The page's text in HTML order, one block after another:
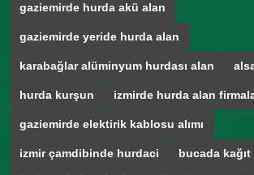
gaziemirde hurda akü alan
gaziemirde yeride hurda alan
karabağlar alüminyum hurdası alan
hurda kurşun izmirde hurda alan
gaziemirde elektirik kablosu alımı
izmir çamdibinde hurdaci bucada kağıt